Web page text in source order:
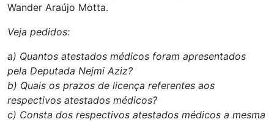
Wander Araújo Motta.
Veja pedidos:
a) Quantos atestados médicos foram apresentados
pela Deputada Nejmi Aziz?
b) Quais os prazos de licença referentes aos
respectivos atestados médicos?
c) Consta dos respectivos atestados médicos a mesma